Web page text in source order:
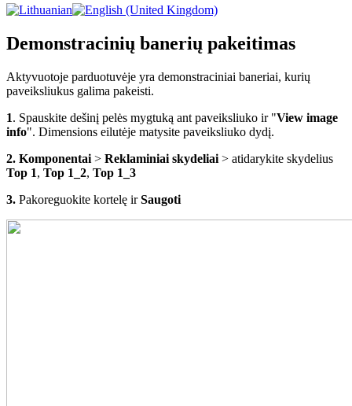
Demonstracinių banerių pakeitimas
Aktyvuotoje parduotuvėje yra demonstraciniai baneriai, kurių
paveiksliukus galima pakeisti.
1. Spauskite dešinį pelės mygtuką ant paveiksliuko ir "View image
info". Dimensions eilutėje matysite paveiksliuko dydį.
2. Komponentai > Reklaminiai skydeliai > atidarykite skydelius
Top 1, Top 1_2, Top 1_3
3. Pakoreguokite kortelę irSaugoti